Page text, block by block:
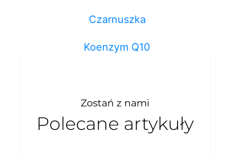
Czarnuszka
Koenzym Q10
Zostań z nami
Polecane artykuły